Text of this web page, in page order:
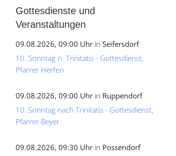
Gottesdienste und
Veranstaltungen
09.08.2026, 09:00 Uhr in Seifersdorf
10. Sonntag n. Trinitatis - Gottesdienst,
Pfarrer Herfen
09.08.2026, 09:00 Uhr in Ruppendorf
10. Sonntag nach Trinitatis - Gottesdienst,
Pfarrer Beyer
09.08.2026, 09:30 Uhr in Possendorf